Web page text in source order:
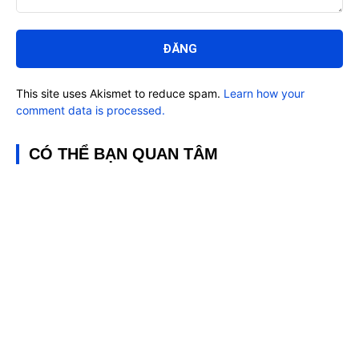
luận:
This site uses Akismet to reduce spam. Learn how your
comment data is processed.
CÓ THỂ BẠN QUAN TÂM